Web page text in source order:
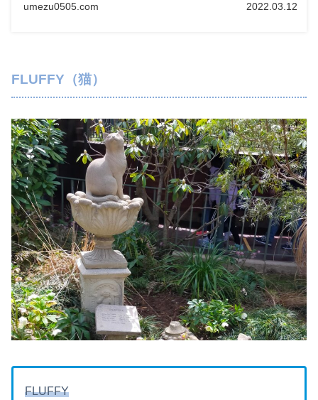
umezu0505.com 2022.03.12
FLUFFY（猫）
FLUFFY